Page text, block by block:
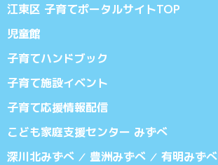
江東区 子育てポータルサイトTOP
児童館
子育てハンドブック
子育て施設イベント
子育て応援情報配信
こども家庭支援センター みずべ
深川北みずべ ／ 豊洲みずべ ／ 有明みずべ